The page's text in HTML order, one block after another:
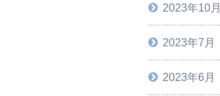
2023年10月
2023年7月
2023年6月